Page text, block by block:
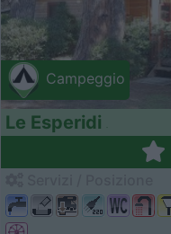
Campeggio
Le Esperidi